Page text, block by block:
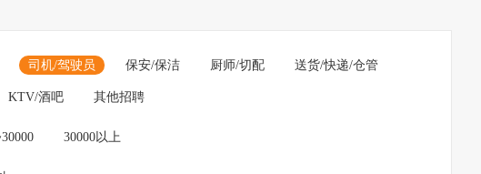
司机/驾驶员 保安/保洁 厨师/切配 送货/快递/仓管
KTV/酒吧 其他招聘
30000以上